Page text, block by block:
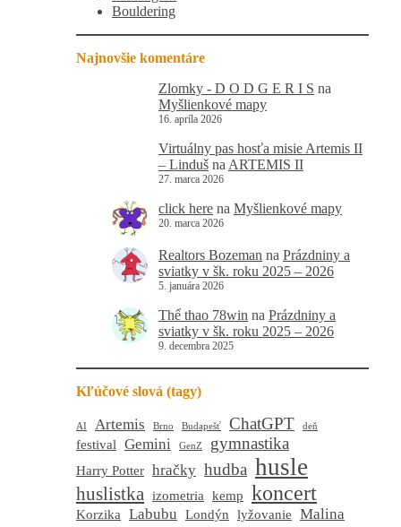
Bouldering
Najnovšie komentáre
Zlomky - D O D G E R I S na
Myšlienkové mapy
16. apríla 2026
Virtuálny pas hosťa misie Artemis II
– Linduš na ARTEMIS II
27. marca 2026
click here na Myšlienkové mapy
20. marca 2026
Realtors Bozeman na Prázdniny a
sviatky v šk. roku 2025 – 2026
5. januára 2026
Thể thao 78win na Prázdniny a
sviatky v šk. roku 2025 – 2026
9. decembra 2025
Kľúčové slová (tagy)
AI Artemis Brno Budapešť ChatGPT deň
festival Gemini GenZ gymnastika
Harry Potter hračky hudba husle
huslistka izometria kemp koncert
Korzika Labubu Londýn lyžovanie Malina